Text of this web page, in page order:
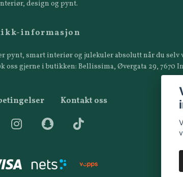
design og pynt.
informasjon
smart interiør og julekuler absolutt når du
gjerne i butikken: Bellissima, Øvergata 29, 7670
Kontakt oss